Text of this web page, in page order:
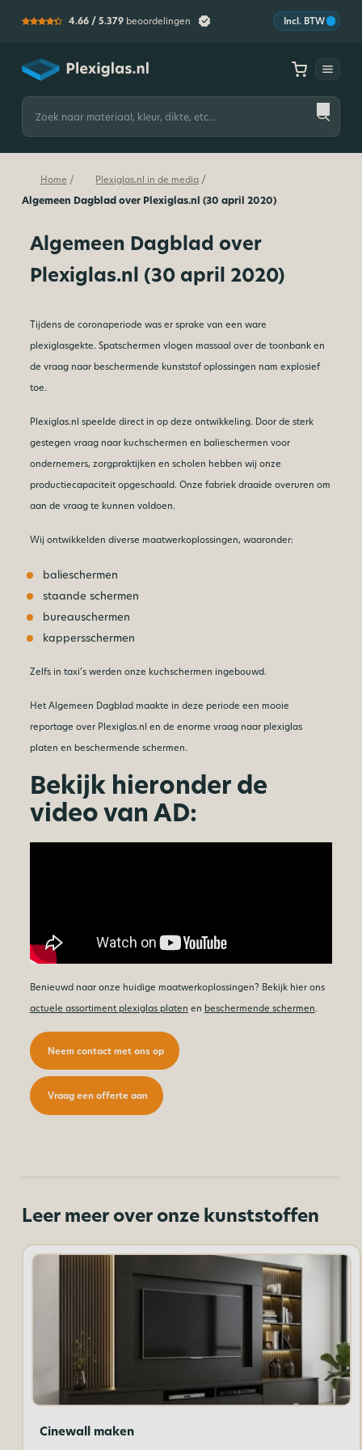
4.66 / 5.379 beoordelingen Incl. BTW
Plexiglas
Zoeken
naar:
Home / Plexiglas.nl in de media /
Algemeen Dagblad over Plexiglas.nl (30 april 2020)
Algemeen Dagblad over
Plexiglas.nl (30 april 2020)
Tijdens de coronaperiode was er sprake van een ware
plexiglasgekte. Spatschermen vlogen massaal over de toonbank en
de vraag naar beschermende kunststof oplossingen nam explosief
toe.
Plexiglas.nl speelde direct in op deze ontwikkeling. Door de sterk
gestegen vraag naar kuchschermen en balieschermen voor
ondernemers, zorgpraktijken en scholen hebben wij onze
productiecapaciteit opgeschaald. Onze fabriek draaide overuren om
aan de vraag te kunnen voldoen.
Wij ontwikkelden diverse maatwerkoplossingen, waaronder:
balieschermen
staande schermen
bureauschermen
kappersschermen
Zelfs in taxi’s werden onze kuchschermen ingebouwd.
Het Algemeen Dagblad maakte in deze periode een mooie
reportage over Plexiglas.nl en de enorme vraag naar plexiglas
platen en beschermende schermen.
Bekijk hieronder de
video van AD:
Benieuwd naar onze huidige maatwerkoplossingen? Bekijk hier ons
actuele assortiment plexiglas platen en beschermende schermen.
Neem contact met ons op
Vraag een offerte aan
Leer meer over onze kunststoffen
Cinewall maken